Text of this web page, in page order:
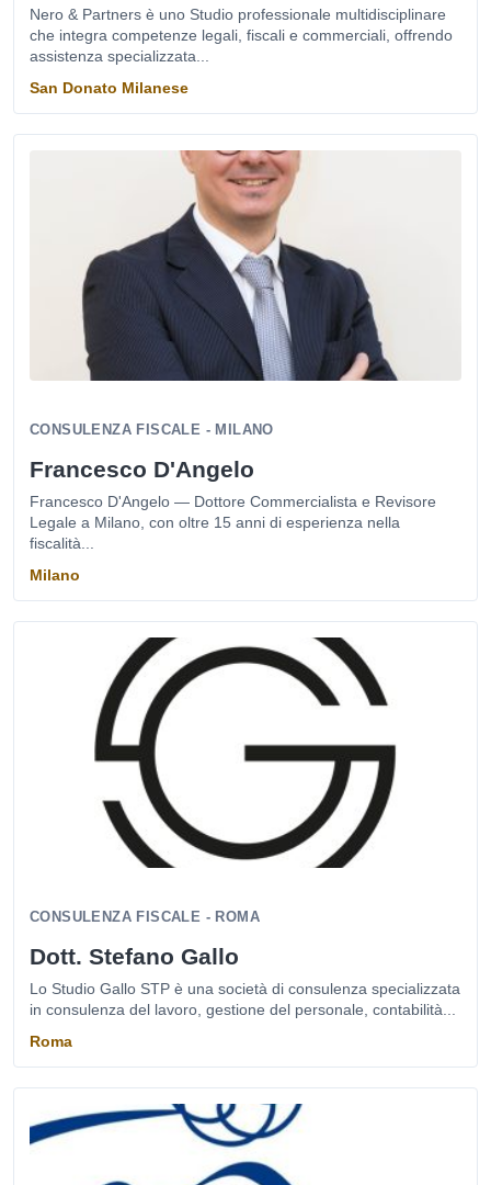
Nero & Partners è uno Studio professionale multidisciplinare
che integra competenze legali, fiscali e commerciali, offrendo
assistenza specializzata...
San Donato Milanese
CONSULENZA FISCALE - MILANO
Francesco D'Angelo
Francesco D'Angelo — Dottore Commercialista e Revisore
Legale a Milano, con oltre 15 anni di esperienza nella
fiscalità...
Milano
CONSULENZA FISCALE - ROMA
Dott. Stefano Gallo
Lo Studio Gallo STP è una società di consulenza specializzata
in consulenza del lavoro, gestione del personale, contabilità...
Roma